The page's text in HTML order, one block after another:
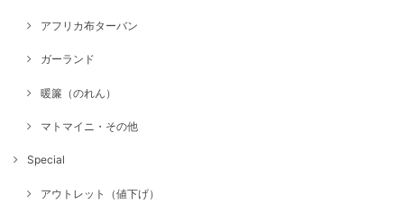
アフリカ布ターバン
ガーランド
暖簾（のれん）
マトマイニ・その他
Special
アウトレット（値下げ）